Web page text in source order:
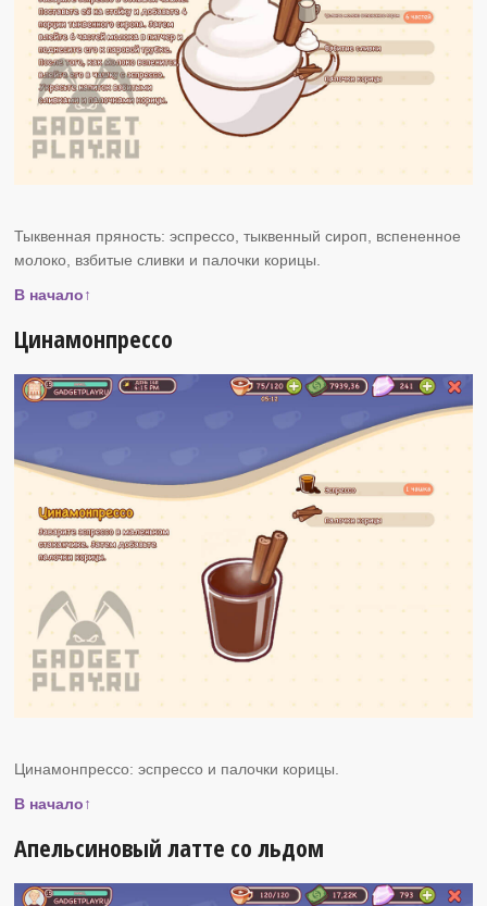
Тыквенная пряность: эспрессо, тыквенный сироп, вспененное
молоко, взбитые сливки и палочки корицы.
В начало↑
Цинамонпрессо
Цинамонпрессо: эспрессо и палочки корицы.
В начало↑
Апельсиновый латте со льдом